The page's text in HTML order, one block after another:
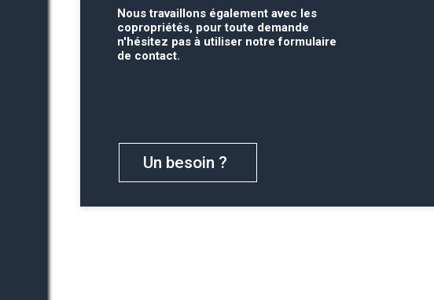
Nous travaillons également avec les
copropriétés, pour toute demande
n'hésitez pas à utiliser notre formulaire
de contact.
Un besoin ?